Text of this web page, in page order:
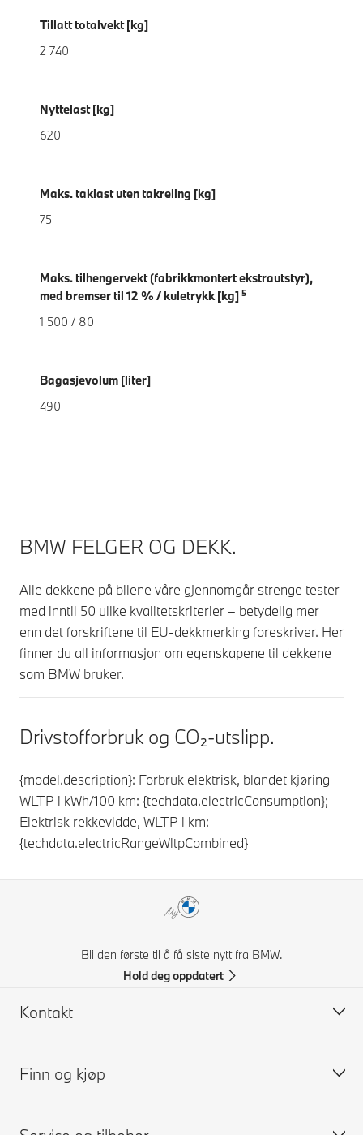
Tillatt totalvekt [kg]
2 740
Nyttelast [kg]
620
Maks. taklast uten takreling [kg]
75
Maks. tilhengervekt (fabrikkmontert ekstrautstyr),
med bremser til 12 % / kuletrykk [kg] 5
1 500 / 80
Bagasjevolum [liter]
490
BMW FELGER OG DEKK.
Alle dekkene på bilene våre gjennomgår strenge tester
med inntil 50 ulike kvalitetskriterier – betydelig mer
enn det forskriftene til EU-dekkmerking foreskriver. Her
finner du all informasjon om egenskapene til dekkene
som BMW bruker.
Drivstofforbruk og CO₂-utslipp.
{model.description}: Forbruk elektrisk, blandet kjøring
WLTP i kWh/100 km: {techdata.electricConsumption};
Elektrisk rekkevidde, WLTP i km:
{techdata.electricRangeWltpCombined}
Bli den første til å få siste nytt fra BMW.
Hold deg oppdatert
Kontakt
Kontakt BMW Norge
Finn og kjøp